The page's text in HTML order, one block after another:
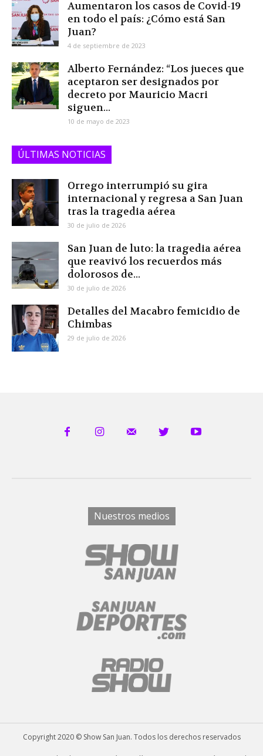
Aumentaron los casos de Covid-19
en todo el país: ¿Cómo está San
Juan?
4 de septiembre de 2023
Alberto Fernández: “Los jueces que
aceptaron ser designados por
decreto por Mauricio Macri
siguen...
10 de mayo de 2023
ÚLTIMAS NOTICIAS
Orrego interrumpió su gira
internacional y regresa a San Juan
tras la tragedia aérea
30 de julio de 2026
San Juan de luto: la tragedia aérea
que reavivó los recuerdos más
dolorosos de...
30 de julio de 2026
Detalles del Macabro femicidio de
Chimbas
29 de julio de 2026
Nuestros medios
Copyright 2020 © Show San Juan. Todos los derechos reservados